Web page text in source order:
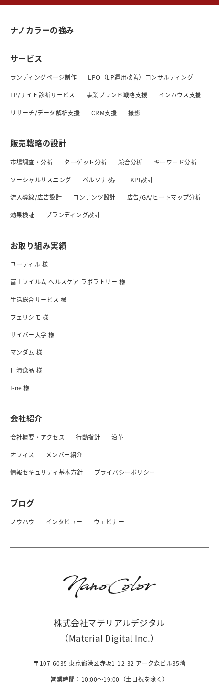
ナノカラーの強み
サービス
ランディングページ制作 LPO（LP運用改善）コンサルティング
LP/サイト診断サービス 事業ブランド戦略支援 インハウス支援
リサーチ/データ解析支援 CRM支援 撮影
販売戦略の設計
市場調査・分析 ターゲット分析 競合分析 キーワード分析
ソーシャルリスニング ペルソナ設計 KPI設計
流入導線/広告設計 コンテンツ設計 広告/GA/ヒートマップ分析
効果検証 ブランディング設計
お取り組み実績
ユーティル 様
富士フイルム ヘルスケア ラボラトリー 様
生活総合サービス 様
フェリシモ 様
サイバー大学 様
マンダム 様
日清食品 様
I-ne 様
会社紹介
会社概要・アクセス 行動指針 沿革
オフィス メンバー紹介
情報セキュリティ基本方針 プライバシーボリシー
ブログ
ノウハウ インタビュー ウェビナー
株式会社マテリアルデジタル
（Material Digital Inc.）
〒107-6035 東京都港区赤坂1-12-32 アーク森ビル35階
営業時間：10:00〜19:00（土日祝を除く）